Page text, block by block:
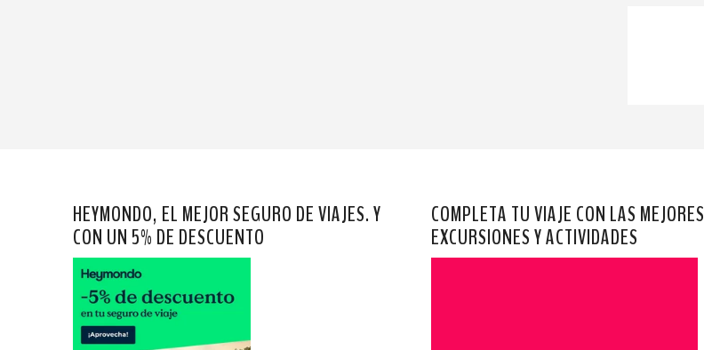
HEYMONDO, EL MEJOR SEGURO DE VIAJES. Y
CON UN 5% DE DESCUENTO
COMPLETA TU VIAJE CON LAS MEJORES
EXCURSIONES Y ACTIVIDADES